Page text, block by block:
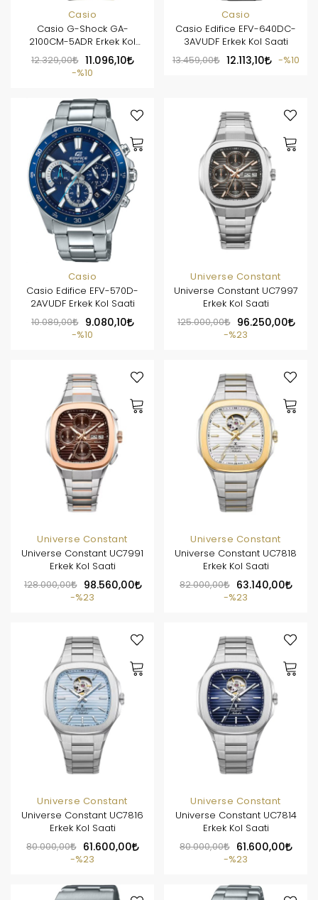
Casio
Casio G-Shock GA-
2100CM-5ADR Erkek Kol
Saati
12.329,00 11.096,10
%10
Casio
Casio Edifice EFV-640DC-
3AVUDF Erkek Kol Saati
13.459,00
12.113,10 %10
Casio
Casio Edifice EFV-570D-
2AVUDF Erkek Kol Saati
10.089,00
9.080,10
%10
Universe Constant
Universe Constant UC7997
Erkek Kol Saati
125.000,00
96.250,00
%23
Universe Constant
Universe Constant UC7991
Erkek Kol Saati
128.000,00
98.560,00
%23
Universe Constant
Universe Constant UC7818
Erkek Kol Saati
82.000,00
63.140,00
%23
Universe Constant
Universe Constant UC7816
Erkek Kol Saati
80.000,00
61.600,00
%23
Universe Constant
Universe Constant UC7814
Erkek Kol Saati
80.000,00
61.600,00
%23